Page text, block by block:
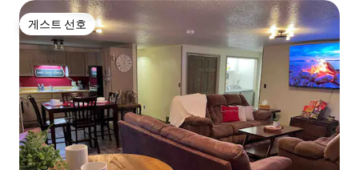
게스트 선호
게스트 선호